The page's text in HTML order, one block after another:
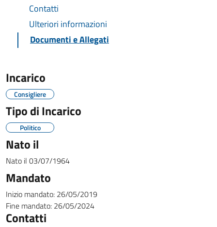
Contatti
Ulteriori informazioni
Documenti e Allegati
Incarico
Consigliere
Tipo di Incarico
Politico
Nato il
Nato il 03/07/1964
Mandato
Inizio mandato: 26/05/2019
Fine mandato: 26/05/2024
Contatti